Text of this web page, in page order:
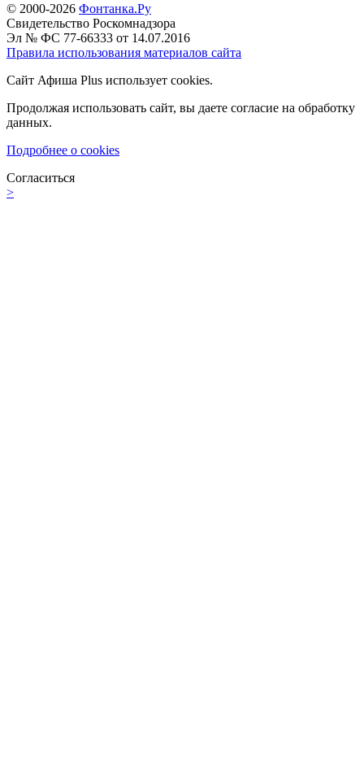
© 2000-2026 Фонтанка.Ру
Свидетельство Роскомнадзора
Эл № ФС 77-66333 от 14.07.2016
Правила использования материалов сайта
Сайт Афиша Plus использует cookies.
Продолжая использовать сайт, вы даете согласие на обработку
данных.
Подробнее о cookies
Согласиться
>